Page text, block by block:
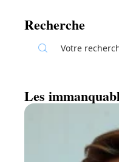
Recherche
Les